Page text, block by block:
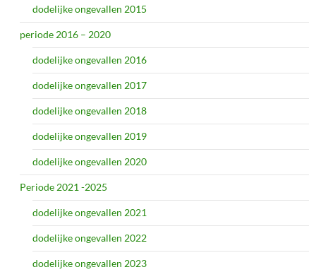
dodelijke ongevallen 2015
periode 2016 – 2020
dodelijke ongevallen 2016
dodelijke ongevallen 2017
dodelijke ongevallen 2018
dodelijke ongevallen 2019
dodelijke ongevallen 2020
Periode 2021 -2025
dodelijke ongevallen 2021
dodelijke ongevallen 2022
dodelijke ongevallen 2023